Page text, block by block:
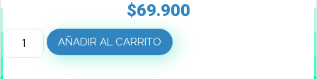
$69.900
AÑADIR AL CARRITO